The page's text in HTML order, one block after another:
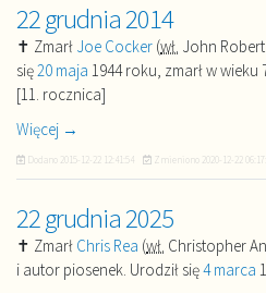
22 grudnia 2014
✝ Zmarł Joe Cocker (wł. John
się20 maja 1944 roku, zmarł w wieku
[11. rocznica]
Więcej →
Dodano 2015-12-22 12:41:54 Zmieniono 2020-12-22
22 grudnia 2025
✝ Zmarł Chris Rea (wł. Christopher
i autor piosenek. Urodził się4 marca